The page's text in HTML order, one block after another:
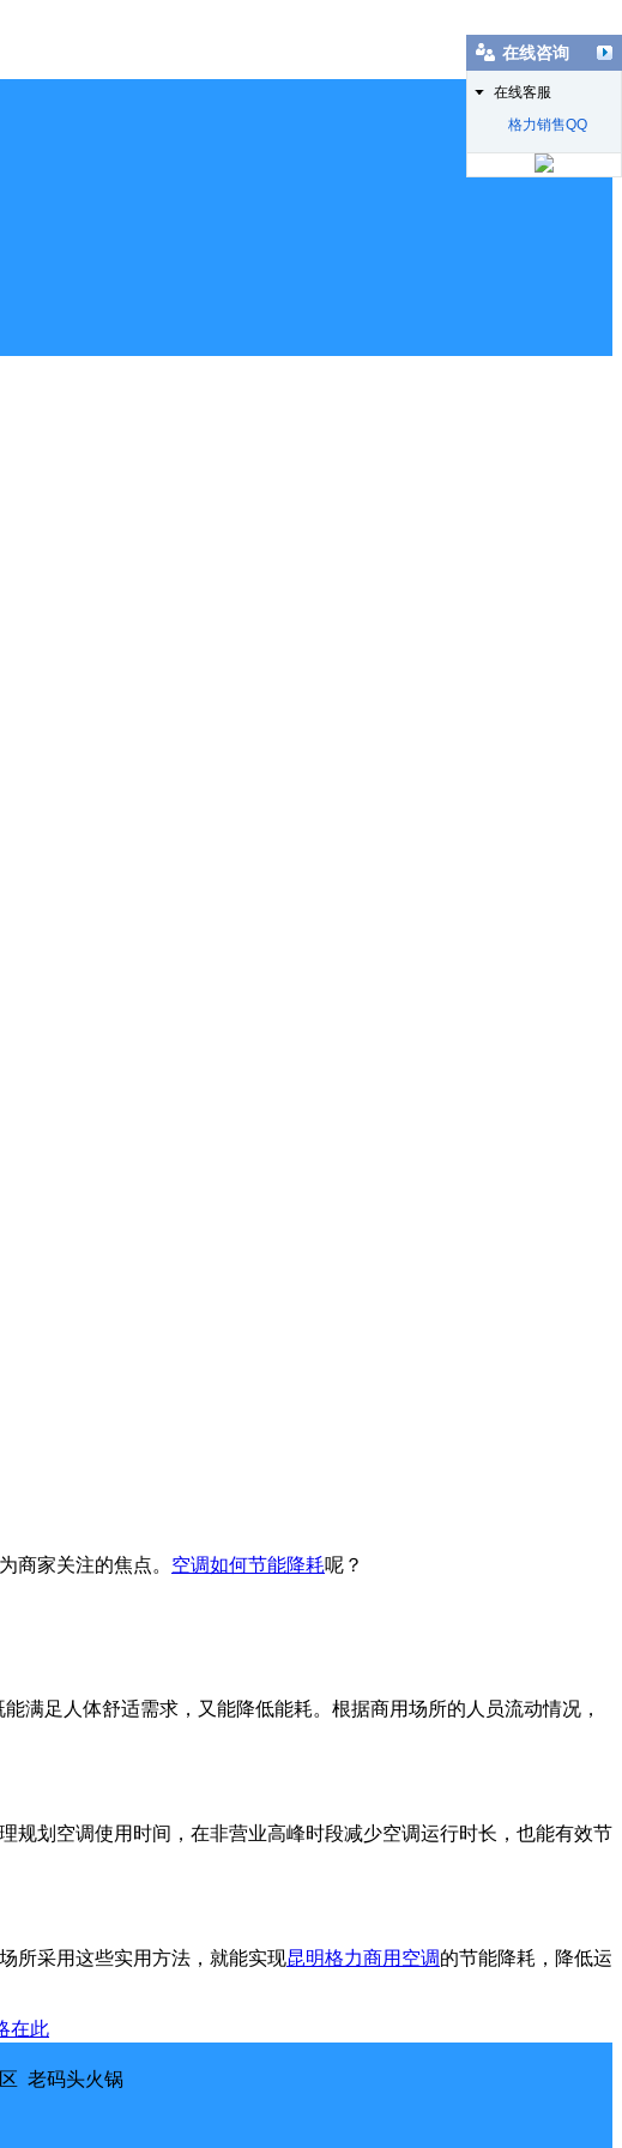
商家关注的焦点。 空调如何节能降耗呢？
满足人体舒适需求，又能降低能耗。根据商用场所的人员流动情况，
规划空调使用时间，在非营业高峰时段减少空调运行时长，也能有效节
所采用这些实用方法，就能实现昆明格力商用空调的节能降耗，降低运
在此
老码头火锅
在线咨询
在线客服
格力销售QQ